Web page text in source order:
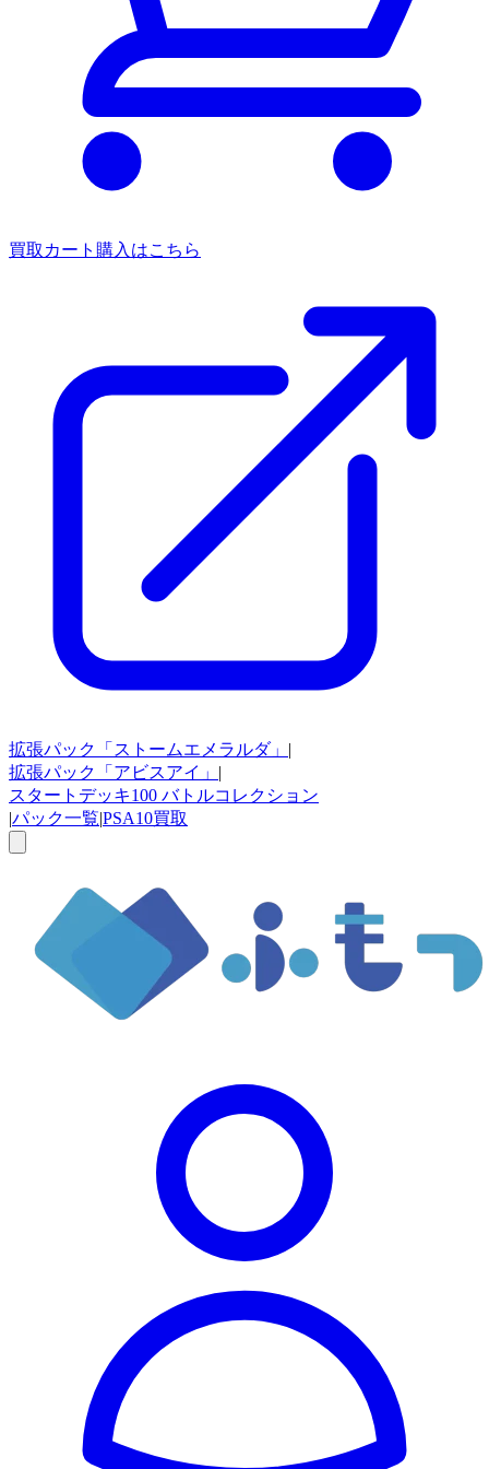
買取カート 購入はこちら
拡張パック 「ストームエメラルダ」 |
拡張パック
「アビスアイ」 |
スタートデッキ100 バトルコレクション
|パック一覧|PSA10買取